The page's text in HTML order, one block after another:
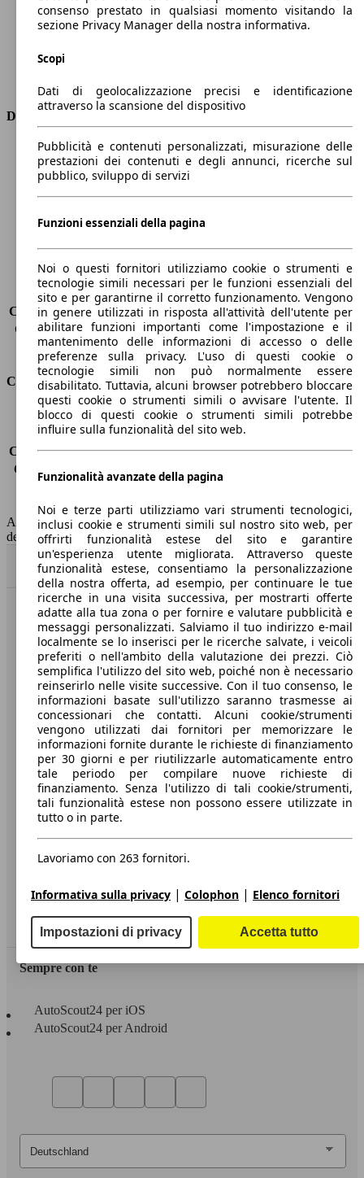
Cilindrata
1332 ccm
Carburante
Benzina
Trasmissione
Dimensioni
Lunghezza
4410 mm
Altezza
1650 mm
Larghezza
Peso massimo
2018 kg
Sedili
5
Carico sul tetto
-
Capacità di traino (senza freni) -
Capacità di traino (con freni)
1850 kg
Volume del bagagliaio
572 - 2618 l
Consumi
Emissioni di CO2*
122 g/km (komb.)
Consumo (urbano)
6.8 l/100km
Consumo (extra-urbano) 4.6 l/100km
Consumo (combinato)*
5.4 l/100km
Capacità del serbatoio
52 l
AutoScout24 non si assume alcuna responsabilità per la correttezza
dei dati.
Torna su
Benvenuti su AutoScout24, il mercato auto europeo.
Società
A proposito di AutoScout24
Stampa
Media
Condizioni generali
Informazioni
Privacy
Dichiarazione di Accessibilità
Servizi
Area rivenditori
Sempre con te
AutoScout24 per iOS
AutoScout24 per Android
consenso prestato in qualsiasi momento visitando la
sezione Privacy Manager della nostra informativa.
Scopi
Dati di geolocalizzazione precisi e identificazione
attraverso la scansione del dispositivo
Pubblicità e contenuti personalizzati, misurazione delle
prestazioni dei contenuti e degli annunci, ricerche sul
pubblico, sviluppo di servizi
Funzioni essenziali della pagina
Noi o questi fornitori utilizziamo cookie o strumenti e
tecnologie simili necessari per le funzioni essenziali del
sito e per garantirne il corretto funzionamento. Vengono
in genere utilizzati in risposta all'attività dell'utente per
abilitare funzioni importanti come l'impostazione e il
mantenimento delle informazioni di accesso o delle
preferenze sulla privacy. L'uso di questi cookie o
tecnologie simili non può normalmente essere
disabilitato. Tuttavia, alcuni browser potrebbero bloccare
questi cookie o strumenti simili o avvisare l'utente. Il
blocco di questi cookie o strumenti simili potrebbe
influire sulla funzionalità del sito web.
Funzionalità avanzate della pagina
Noi e terze parti utilizziamo vari strumenti tecnologici,
inclusi cookie e strumenti simili sul nostro sito web, per
offrirti funzionalità estese del sito e garantire
un'esperienza utente migliorata. Attraverso queste
funzionalità estese, consentiamo la personalizzazione
della nostra offerta, ad esempio, per continuare le tue
ricerche in una visita successiva, per mostrarti offerte
adatte alla tua zona o per fornire e valutare pubblicità e
messaggi personalizzati. Salviamo il tuo indirizzo e-mail
localmente se lo inserisci per le ricerche salvate, i veicoli
preferiti o nell'ambito della valutazione dei prezzi. Ciò
semplifica l'utilizzo del sito web, poiché non è necessario
reinserirlo nelle visite successive. Con il tuo consenso, le
informazioni basate sull'utilizzo saranno trasmesse ai
concessionari che contatti. Alcuni cookie/strumenti
vengono utilizzati dai fornitori per memorizzare le
informazioni fornite durante le richieste di finanziamento
per 30 giorni e per riutilizzarle automaticamente entro
tale periodo per compilare nuove richieste di
finanziamento. Senza l'utilizzo di tali cookie/strumenti,
tali funzionalità estese non possono essere utilizzate in
tutto o in parte.
Lavoriamo con 263 fornitori.
Informativa sulla privacy | Colophon | Elenco fornitori
Impostazioni di privacy Accetta tutto